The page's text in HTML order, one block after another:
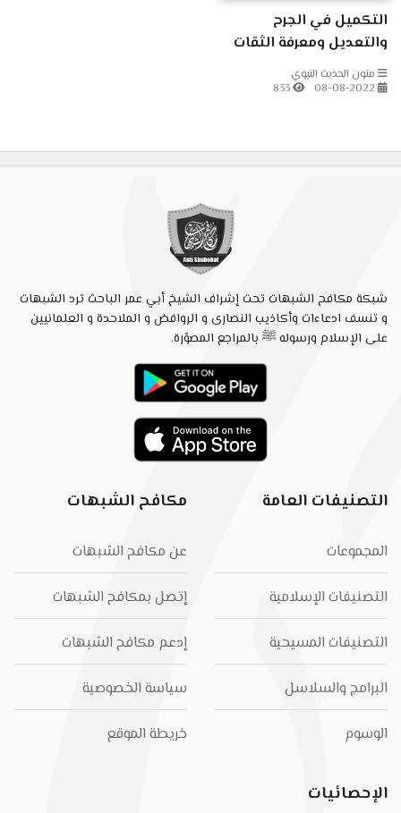
التكميل في الجرح
والتعديل ومعرفة الثقات
والضعفاء والمجاهيل
متون الحديث النبوي
08-08-2022
833
شبكة مكافح الشبهات تحت إشراف الشيخ أبي عمر الباحث ترد الشبهات
و تنسف ادعاءات وأكاذيب النصارى و الروافض و الملاحدة و العلمانيين
على الإسلام ورسوله ﷺ بالمراجع المصوّرة.
التصنيفات العامة
المجموعات
التصنيفات الإسلامية
التصنيفات المسيحية
البرامج والسلاسل
الوسوم
مكافح الشبهات
عن مكافح الشبهات
إتصل بمكافح الشبهات
إدعم مكافح الشبهات
سياسة الخصوصية
خريطة الموقع
الإحصائيات